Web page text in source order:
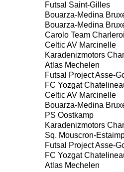
Futsal Saint-Gilles
Bouarza-Medina
Bouarza-Medina
Carolo Team Charleroi
Celtic AV Marcinelle
Karadenizmotors
Atlas Mechelen
Futsal Project Asse-
FC Yozgat
Celtic AV Marcinelle
Bouarza-Medina
PS Oostkamp
Karadenizmotors
Sq. Mouscron-
Futsal Project Asse-
FC Yozgat
Atlas Mechelen